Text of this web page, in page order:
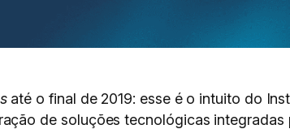
até o final de 2019: esse é o intuito do
de soluções tecnológicas integradas